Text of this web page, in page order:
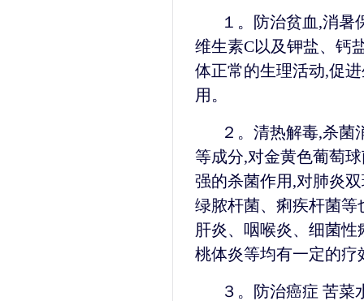
１。防治贫血,消暑
维生素C以及钾盐、钙
体正常的生理活动,促
用。
２。清热解毒,杀菌
等成分,对金黄色葡萄
强的杀菌作用,对肺炎
绿脓杆菌、痢疾杆菌
肝炎、咽喉炎、细菌
桃体炎等均有一定的疗
３。防治癌症 苦